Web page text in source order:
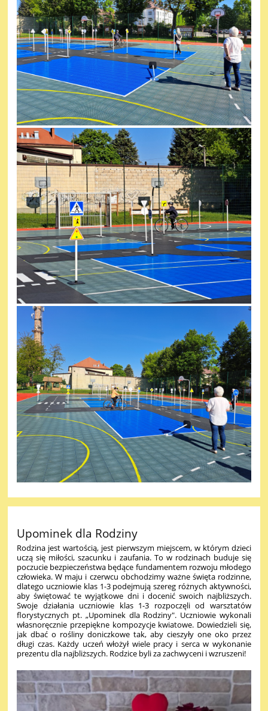
Upominek dla Rodziny
Rodzina jest wartością, jest pierwszym miejscem, w którym dzieci
uczą się miłości, szacunku i zaufania. To w rodzinach buduje się
poczucie bezpieczeństwa będące fundamentem rozwoju młodego
człowieka. W maju i czerwcu obchodzimy ważne święta rodzinne,
dlatego uczniowie klas 1-3 podejmują szereg różnych aktywności,
aby świętować te wyjątkowe dni i docenić swoich najbliższych.
Swoje działania uczniowie klas 1-3 rozpoczęli od warsztatów
florystycznych pt. „Upominek dla Rodziny". Uczniowie wykonali
własnoręcznie przepiękne kompozycje kwiatowe. Dowiedzieli się,
jak dbać o rośliny doniczkowe tak, aby cieszyły one oko przez
długi czas. Każdy uczeń włożył wiele pracy i serca w wykonanie
prezentu dla najbliższych. Rodzice byli za zachwyceni i wzruszeni!